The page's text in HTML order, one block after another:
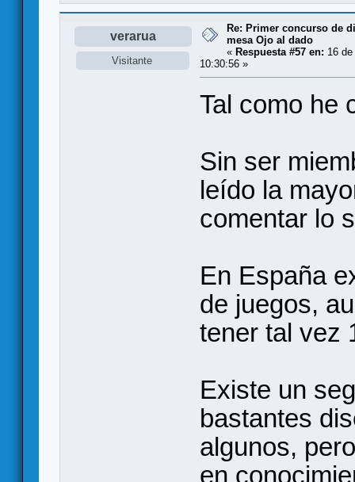
verarua
Visitante
Re: Primer concurso de
mesa Ojo al dado
« Respuesta #57 en: 16
10:30:56 »
Tal como he
Sin ser
leído la
comentar lo
En España
de juegos,
tener tal vez
Existe un
bastantes
algunos,
en